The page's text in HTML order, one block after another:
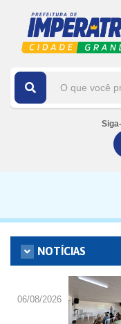
NOTÍCIAS
06/08/2026